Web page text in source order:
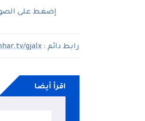
إضغط على
رابط دائم :gjaIx
اقرأ أيضا